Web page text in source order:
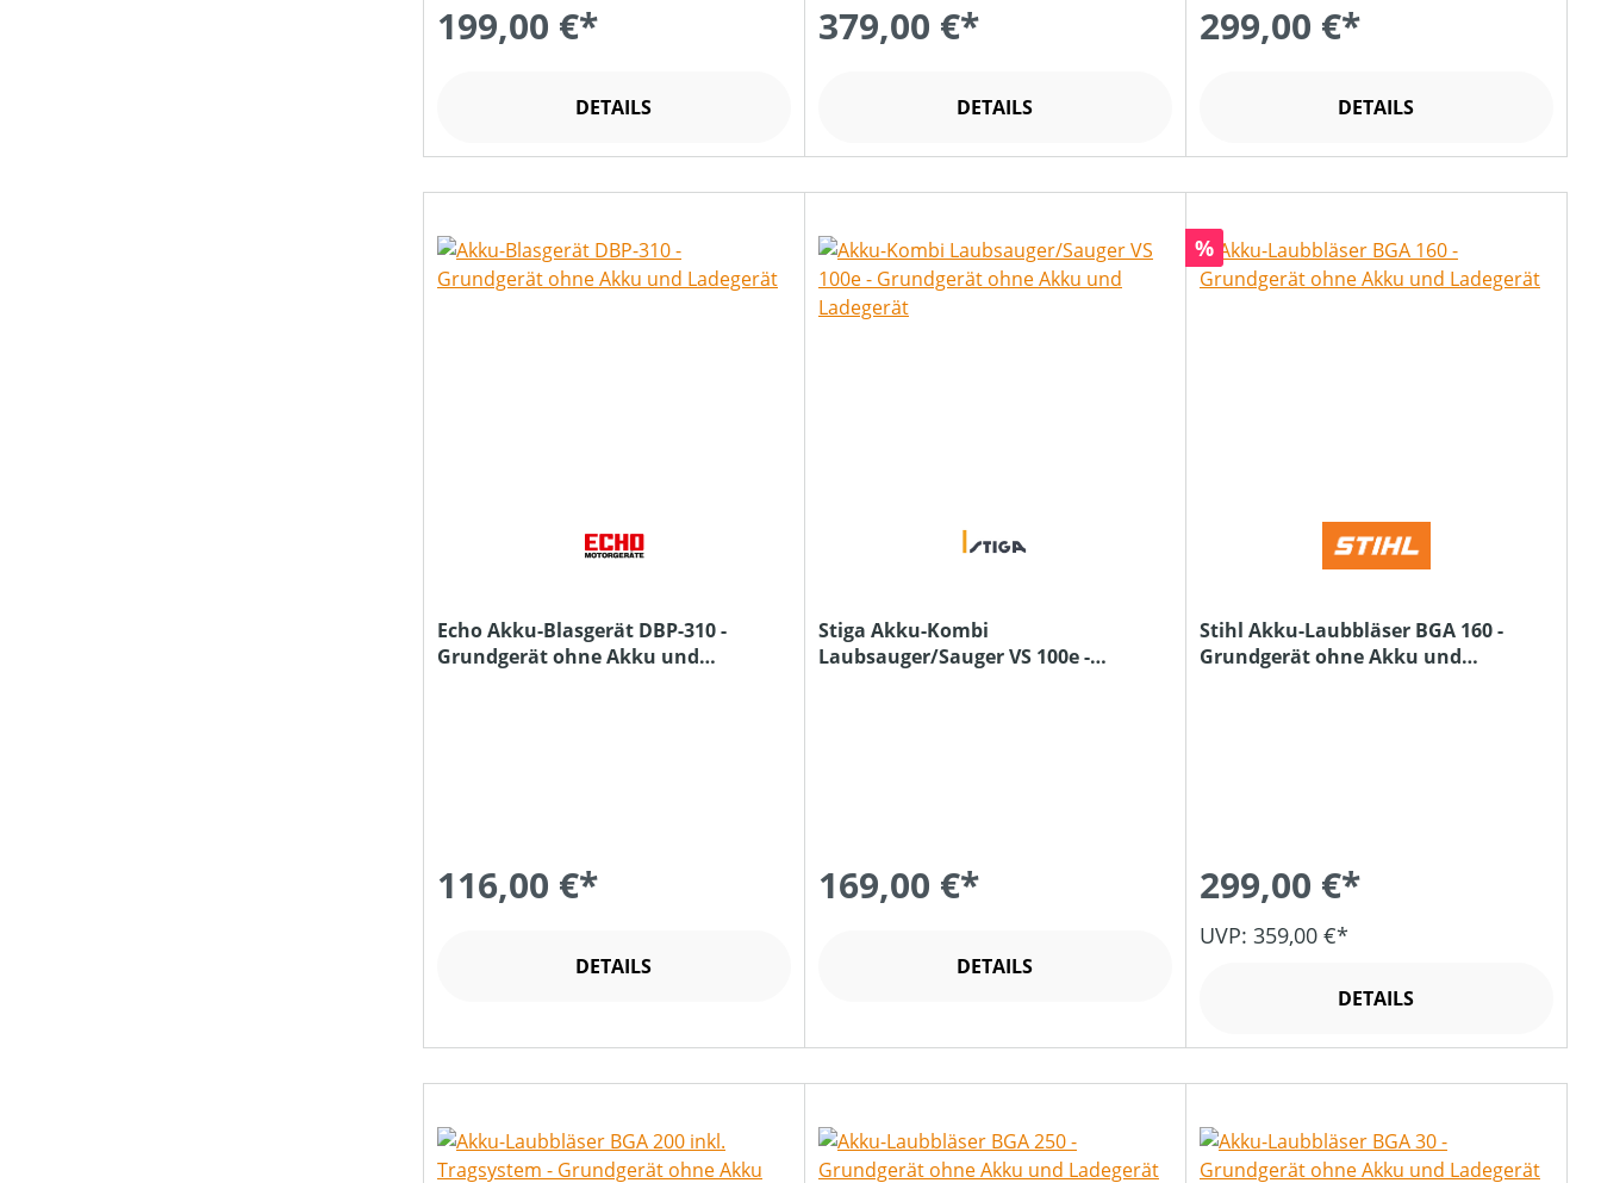
199,00 €*
DETAILS
379,00 €*
DETAILS
299,00 €*
DETAILS
Echo Akku-Blasgerät DBP-310 -
Grundgerät ohne Akku und
116,00 €*
DETAILS
Stiga Akku-Kombi
Laubsauger/Sauger VS 100e -
169,00 €*
DETAILS
Rabatt
%
Stihl Akku-Laubbläser BGA 160 -
Grundgerät ohne Akku und
299,00 €*
UVP: 359,00 €*
DETAILS